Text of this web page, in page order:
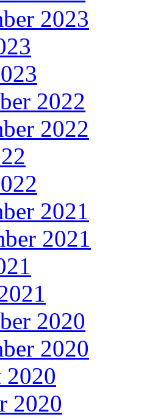
2023
2022
2022
2021
2021
2020
2020
2020
2020